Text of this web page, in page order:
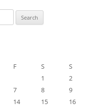
F S
S
1
2
7 8
9
14 15
16